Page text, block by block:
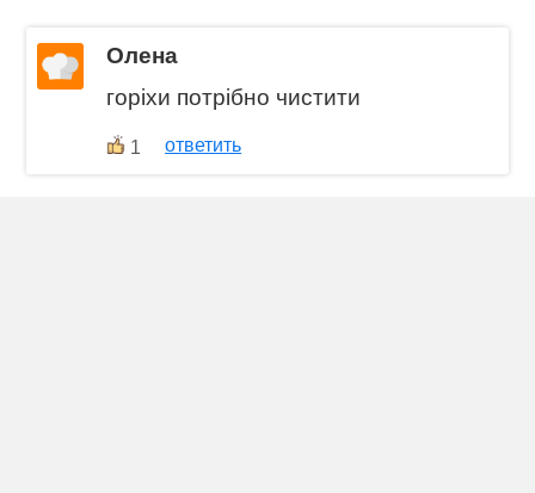
Олена
горіхи потрібно чистити
1 ответить